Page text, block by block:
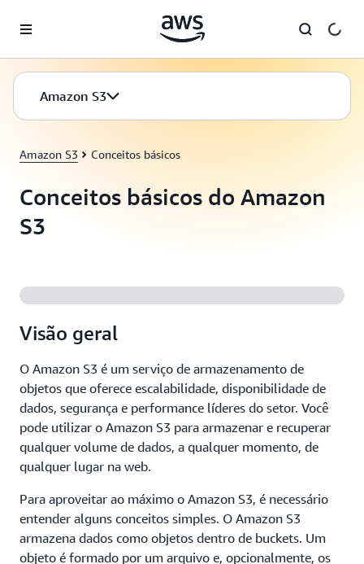
Pular para o conteúdo principal
Amazon S3
Amazon S3 Conceitos básicos
Conceitos básicos do Amazon
S3
Visão geral
O Amazon S3 é um serviço de armazenamento de
objetos que oferece escalabilidade, disponibilidade de
dados, segurança e performance líderes do setor. Você
pode utilizar o Amazon S3 para armazenar e recuperar
qualquer volume de dados, a qualquer momento, de
qualquer lugar na web.
Para aproveitar ao máximo o Amazon S3, é necessário
entender alguns conceitos simples. O Amazon S3
armazena dados como objetos dentro de buckets. Um
objeto é formado por um arquivo e, opcionalmente, os